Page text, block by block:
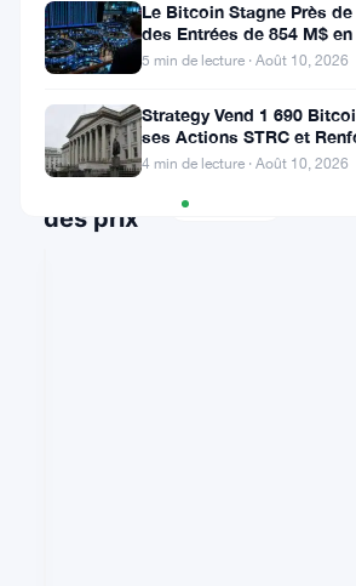
Suivre sur Google News
des prix
Le Bitcoin Stagne Près de
des Entrées de 854 M$
CPI Approche
5 min de lecture · Août 10, 2026
Strategy Vend 1 690
ses Actions STRC et
Trésorerie
4 min de lecture · Août 10, 2026